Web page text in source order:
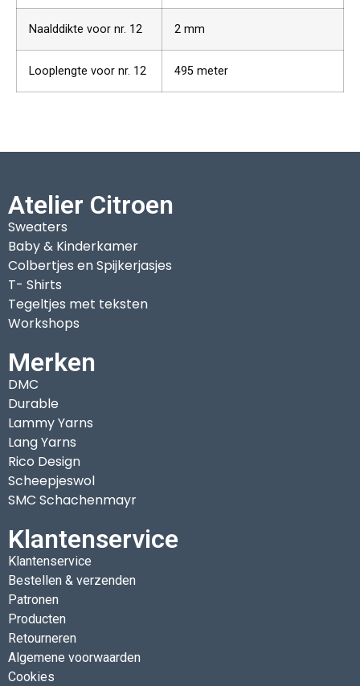
Naalddikte voor nr. 12 2 mm
Looplengte voor nr. 12 495 meter
Atelier Citroen
Sweaters
Baby & Kinderkamer
Colbertjes en Spijkerjasjes
T- Shirts
Tegeltjes met teksten
Workshops
Merken
DMC
Durable
Lammy Yarns
Lang Yarns
Rico Design
Scheepjeswol
SMC Schachenmayr
Klantenservice
Klantenservice
Bestellen & verzenden
Patronen
Producten
Retourneren
Algemene voorwaarden
Cookies